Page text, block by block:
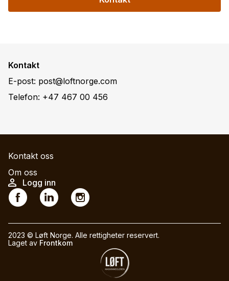
Kontakt
E-post: post@loftnorge.com
Telefon: +47 467 00 456
M
a
i
n
a
v
Kontakt oss
Om oss
U
s
r
a
Logg inn
S
o
c
i
2023 © Løft Norge. Alle rettigheter reservert.
Laget av Frontkom